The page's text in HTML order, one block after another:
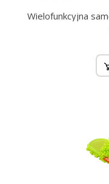
Wielofunkcyjna